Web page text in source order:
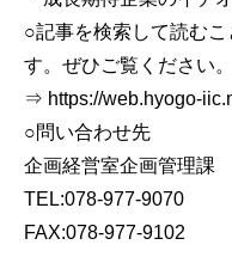
○記事を検索して読む
す。ぜひご覧ください。
⇒ https://web.hyogo-
○問い合わせ先
企画経営室企画管理課
TEL:078-977-9070
FAX:078-977-9102